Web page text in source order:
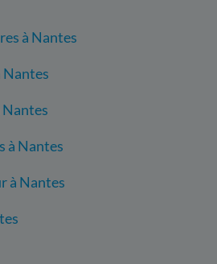
à Nantes
Nantes
à Nantes
à Nantes